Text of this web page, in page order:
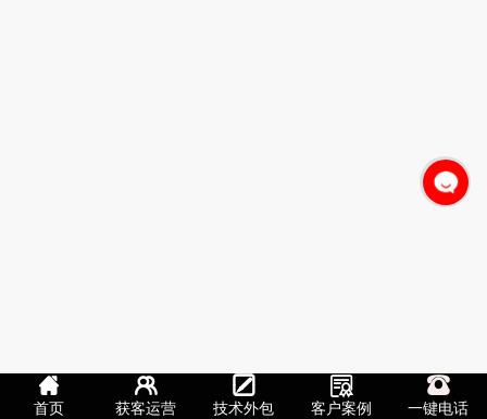
首页 获客运营 技术外包 客户案例 一键电话